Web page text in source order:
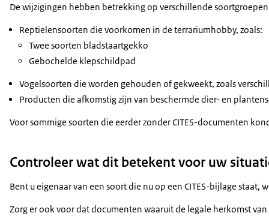
De wijzigingen hebben betrekking op verschillende
Reptielensoorten die voorkomen in de terrariumhobby, zoals:
Twee soorten bladstaartgekko
Gebochelde klepschildpad
Vogelsoorten die worden gehouden of gekweekt, zoals
Producten die afkomstig zijn van beschermde dier- en
Voor sommige soorten die eerder zonder CITES-documenten
Controleer wat dit betekent voor uw
Bent u eigenaar van een soort die nu op een CITES-bijlage
Zorg er ook voor dat documenten waaruit de legale herkomst